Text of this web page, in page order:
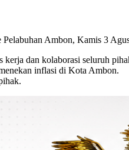
Ambon, Kamis 3
dan kolaborasi seluruh
inflasi di Kota Ambon.